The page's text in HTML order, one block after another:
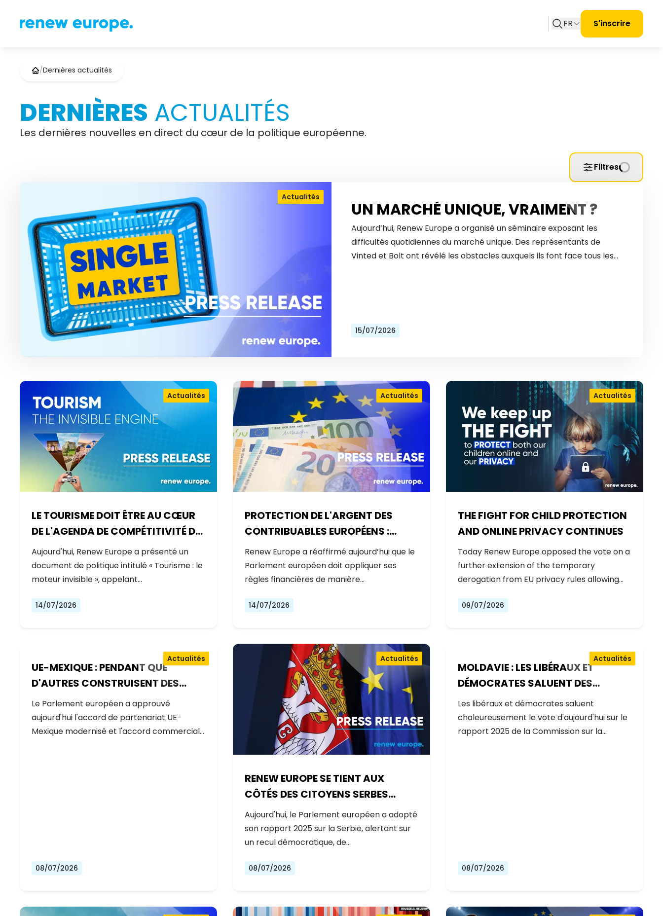
FR S'inscrire
/Dernières actualités
DERNIÈRES ACTUALITÉS
Les dernières nouvelles en direct du cœur de la politique européenne.
Filtres
Actualités
UN MARCHÉ UNIQUE, VRAIMENT ?
Aujourd’hui, Renew Europe a organisé un séminaire exposant les
difficultés quotidiennes du marché unique. Des représentants de
Vinted et Bolt ont révélé les obstacles auxquels ils font face tous les…
15/07/2026
LE TOURISME DOIT ÊTRE AU CŒUR
DE L'AGENDA DE COMPÉTITIVITÉ DE
L'EUROPE
Actualités
Aujourd'hui, Renew Europe a présenté un
document de politique intitulé « Tourisme : le
moteur invisible », appelant…
14/07/2026
PROTECTION DE L'ARGENT DES
CONTRIBUABLES EUROPÉENS :
AUCUNE EXCEPTION
Actualités
Renew Europe a réaffirmé aujourd’hui que le
Parlement européen doit appliquer ses
règles financières de manière…
14/07/2026
THE FIGHT FOR CHILD PROTECTION
AND ONLINE PRIVACY CONTINUES
Actualités
Today Renew Europe opposed the vote on a
further extension of the temporary
derogation from EU privacy rules allowing…
09/07/2026
UE-MEXIQUE : PENDANT QUE
D'AUTRES CONSTRUISENT DES
MURS, L'EUROPE CONSTRUIT DES
PONTS
Actualités
Le Parlement européen a approuvé
aujourd'hui l'accord de partenariat UE-
Mexique modernisé et l'accord commercial…
08/07/2026
RENEW EUROPE SE TIENT AUX
CÔTÉS DES CITOYENS SERBES
ALORS QUE LE GOUVERNEMENT
RECULE SUR LES RÉFORMES
Actualités
Aujourd'hui, le Parlement européen a adopté
son rapport 2025 sur la Serbie, alertant sur
un recul démocratique, de…
08/07/2026
MOLDAVIE : LES LIBÉRAUX ET
DÉMOCRATES SALUENT DES
PROGRÈS EXCEPTIONNELS SUR LA
VOIE DE L'ADHÉSION À L'UE
Actualités
Les libéraux et démocrates saluent
chaleureusement le vote d'aujourd'hui sur le
rapport 2025 de la Commission sur la…
08/07/2026